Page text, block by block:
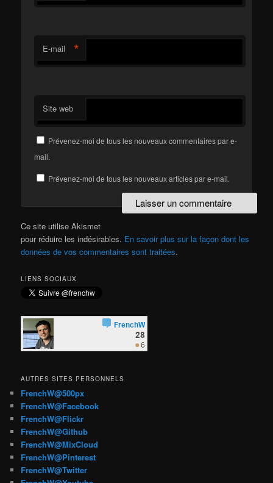
E-mail *
Site web
Prévenez-moi de tous les nouveaux commentaires par e-
mail.
Prévenez-moi de tous les nouveaux articles par e-mail.
Ce site utilise Akismet
pour réduire les indésirables. En savoir plus sur la façon dont les
données de vos commentaires sont traitées.
LIENS SOCIAUX
AUTRES SITES PERSONNELS
FrenchW@500px
FrenchW@Facebook
FrenchW@Flickr
FrenchW@Github
FrenchW@MixCloud
FrenchW@Pinterest
FrenchW@Twitter